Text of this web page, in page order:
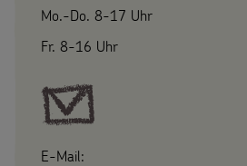
Testamentsspende
Mo.-Do. 8-17 Uhr
Fr. 8-16 Uhr
E-Mail: